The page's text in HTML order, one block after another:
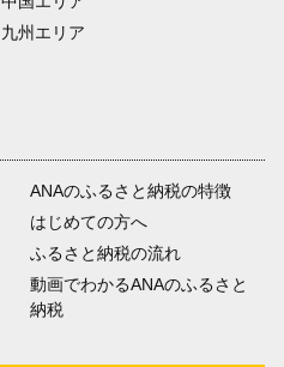
九州エリア
ANAのふるさと納税の特徴
はじめての方へ
ふるさと納税の流れ
動画でわかるANAのふるさと
納税